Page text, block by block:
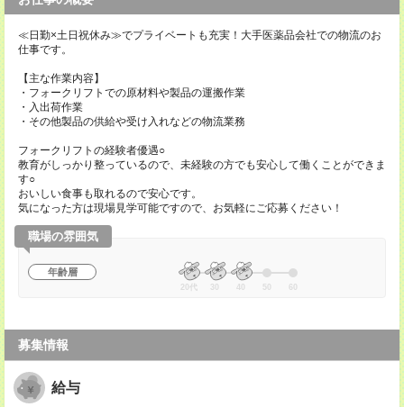
≪日勤×土日祝休み≫でプライベートも充実！大手医薬品会社での物流のお
仕事です。
【主な作業内容】
・フォークリフトでの原材料や製品の運搬作業
・入出荷作業
・その他製品の供給や受け入れなどの物流業務
フォークリフトの経験者優遇○
教育がしっかり整っているので、未経験の方でも安心して働くことができま
す○
おいしい食事も取れるので安心です。
気になった方は現場見学可能ですので、お気軽にご応募ください！
職場の雰囲気
年齢層
20代 30 40 50 60
募集情報
給与